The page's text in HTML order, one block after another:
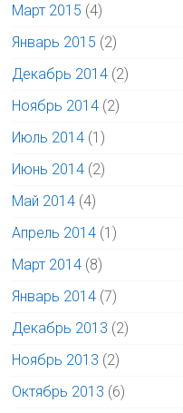
Март 2015 (4)
Январь 2015 (2)
Декабрь 2014 (2)
Ноябрь 2014 (2)
Июль 2014 (1)
Июнь 2014 (2)
Май 2014 (4)
Апрель 2014 (1)
Март 2014 (8)
Январь 2014 (7)
Декабрь 2013 (2)
Ноябрь 2013 (2)
Октябрь 2013 (6)